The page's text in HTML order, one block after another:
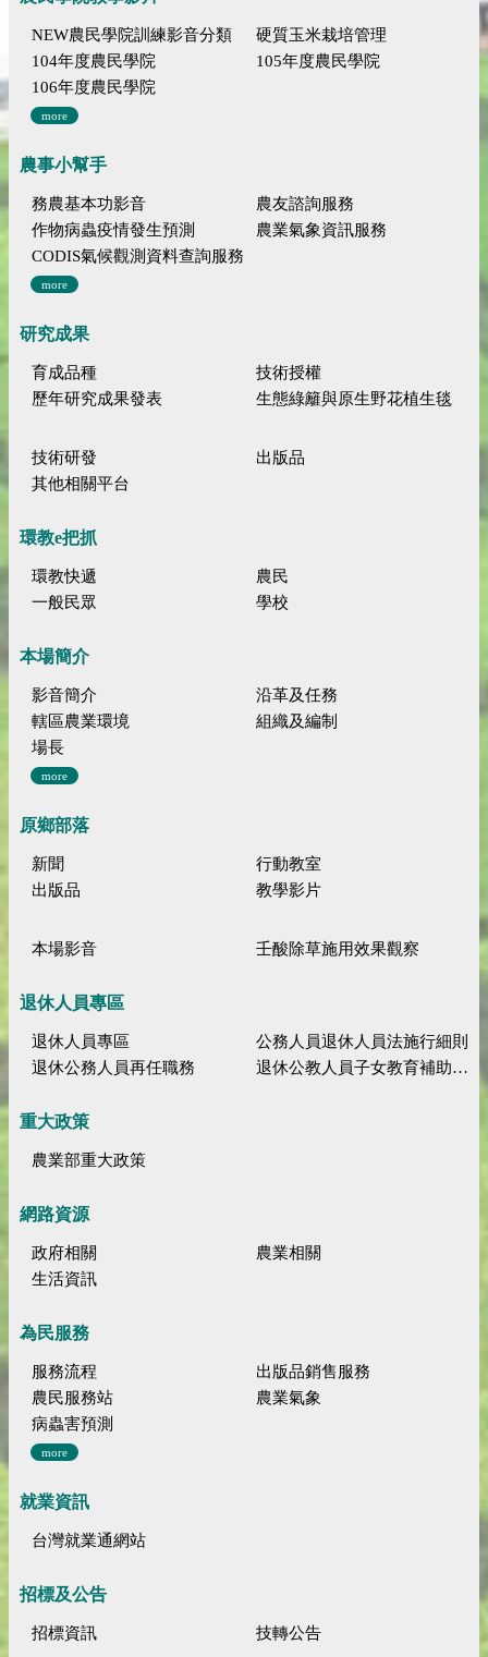
NEW農民學院訓練影音分類
硬質玉米栽培管理
104年度農民學院
105年度農民學院
106年度農民學院
more
農事小幫手
務農基本功影音
農友諮詢服務
作物病蟲疫情發生預測
農業氣象資訊服務
CODIS氣候觀測資料查詢服務
more
研究成果
育成品種
技術授權
歷年研究成果發表
生態綠籬與原生野花植生毯
技術研發
出版品
其他相關平台
環教e把抓
環教快遞
農民
一般民眾
學校
本場簡介
影音簡介
沿革及任務
轄區農業環境
組織及編制
場長
more
原鄉部落
新聞
行動教室
出版品
教學影片
本場影音 壬酸除草施用效果觀察
退休人員專區
退休人員專區
公務人員退休人員法施行細則
退休公務人員再任職務
退休公教人員子女教育補助規定
重大政策
農業部重大政策
網路資源
政府相關
農業相關
生活資訊
為民服務
服務流程
出版品銷售服務
農民服務站
農業氣象
病蟲害預測
more
就業資訊
台灣就業通網站
招標及公告
招標資訊 技轉公告